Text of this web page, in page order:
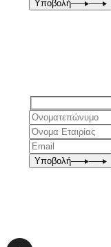
Υποβολή
Υποβολή